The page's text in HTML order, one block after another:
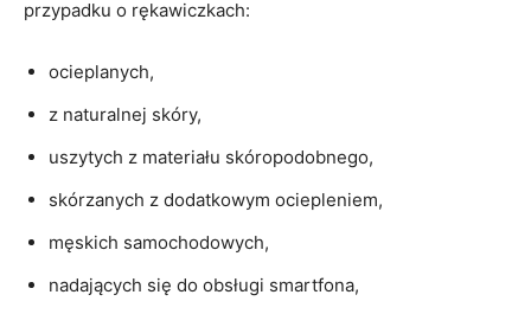
przypadku o rękawiczkach:
ocieplanych,
z naturalnej skóry,
uszytych z materiału skóropodobnego,
skórzanych z dodatkowym ociepleniem,
męskich samochodowych,
nadających się do obsługi smartfona,